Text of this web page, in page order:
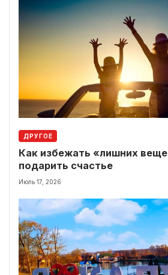
ДРУГОЕ
Как избежать «лишних
подарить счастье
Июль 17, 2026